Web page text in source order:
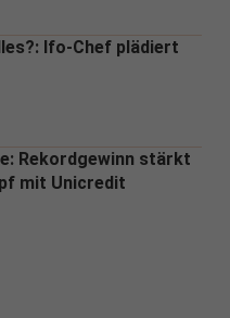
Ifo-Chef plädiert
Rekordgewinn stärkt
mit Unicredit